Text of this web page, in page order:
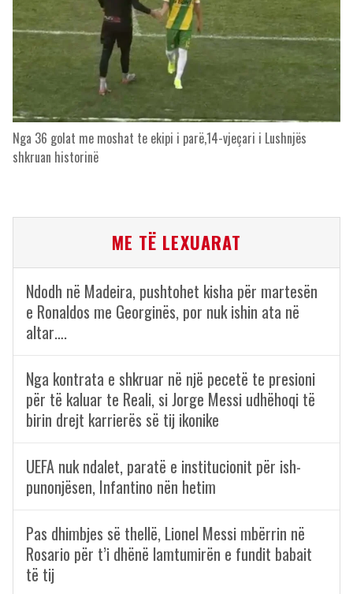
Nga 36 golat me moshat te ekipi i parë,14-vjeçari i Lushnjës
shkruan historinë
ME TË LEXUARAT
Ndodh në Madeira, pushtohet kisha për martesën
e Ronaldos me Georginës, por nuk ishin ata në
altar….
Nga kontrata e shkruar në një pecetë te presioni
për të kaluar te Reali, si Jorge Messi udhëhoqi të
birin drejt karrierës së tij ikonike
UEFA nuk ndalet, paratë e institucionit për ish-
punonjësen, Infantino nën hetim
Pas dhimbjes së thellë, Lionel Messi mbërrin në
Rosario për t’i dhënë lamtumirën e fundit babait
të tij